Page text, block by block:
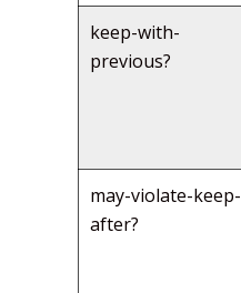
keep-with-
previous?
may-violate-keep-
after?